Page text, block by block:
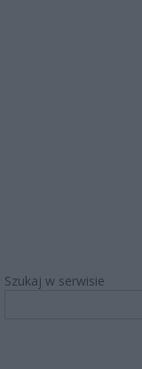
Szukaj w serwisie